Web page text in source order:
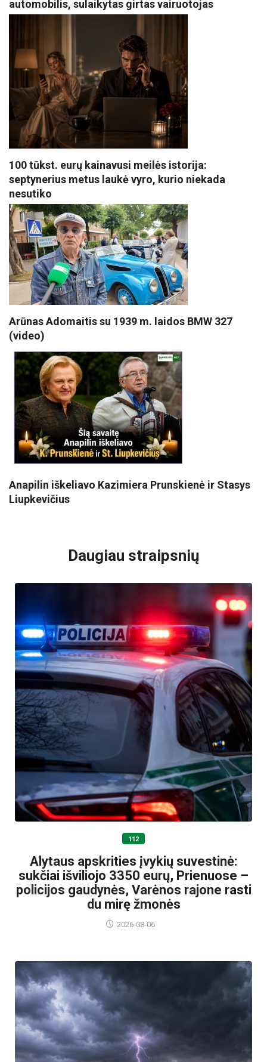
automobilis, sulaikytas girtas vairuotojas
100 tūkst. eurų kainavusi meilės istorija:
septynerius metus laukė vyro, kurio niekada
nesutiko
Arūnas Adomaitis su 1939 m. laidos BMW 327
(video)
Anapilin iškeliavo Kazimiera Prunskienė ir Stasys
Liupkevičius
Daugiau straipsnių
112
Alytaus apskrities įvykių suvestinė:
sukčiai išviliojo 3350 eurų, Prienuose –
policijos gaudynės, Varėnos rajone rasti
du mirę žmonės
2026-08-06